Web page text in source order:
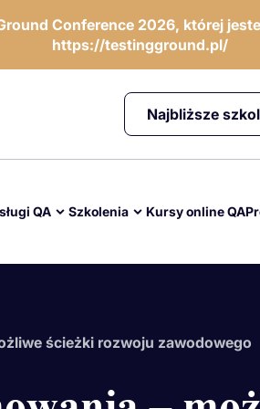
Conference 2026, której
https://testingground.pl/
Najbliższe
QA Szkolenia Kursy online QA
ścieżki rozwoju zawodowego